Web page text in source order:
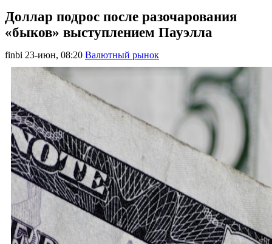
Доллар подрос после разочарования
«быков» выступлением Пауэлла
finbi 23-июн, 08:20 Валютный рынок